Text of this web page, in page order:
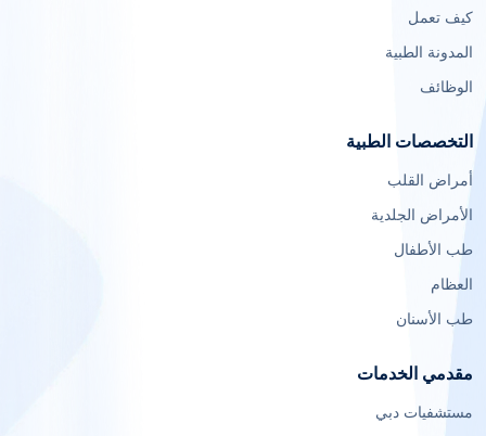
كيف تعمل
المدونة الطبية
الوظائف
التخصصات الطبية
أمراض القلب
الأمراض الجلدية
طب الأطفال
العظام
طب الأسنان
مقدمي الخدمات
مستشفيات دبي